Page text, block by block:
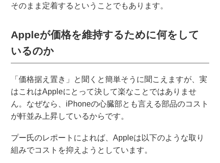
そのまま定着するということでもあります。
Appleが価格を維持するために何をして
いるのか
「価格据え置き」と聞くと簡単そうに聞こえますが、実
はこれはAppleにとって決して楽なことではありませ
ん。なぜなら、iPhoneの心臓部とも言える部品のコスト
が軒並み上昇しているからです。
プー氏のレポートによれば、Appleは以下のような取り
組みでコストを抑えようとしています。